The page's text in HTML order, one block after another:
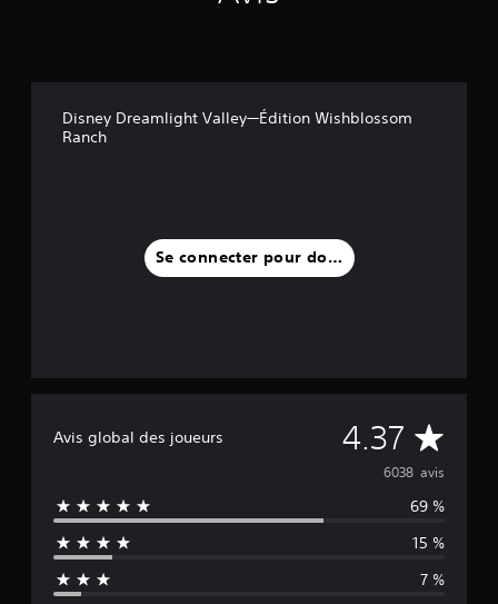
Disney Dreamlight Valley—Édition Wishblossom
Ranch
Se connecter pour donner un avis
Avis global des joueurs 4.37 M
o
y
e
6038 avis
69 %
15 %
7 %